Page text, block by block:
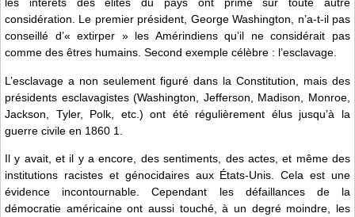
les intérêts des élites du pays ont primé sur toute autre
considération. Le premier président, George Washington, n’a-t-il pas
conseillé d’« extirper » les Amérindiens qu’il ne considérait pas
comme des êtres humains. Second exemple célèbre : l’esclavage.
L’esclavage a non seulement figuré dans la Constitution, mais des
présidents esclavagistes (Washington, Jefferson, Madison, Monroe,
Jackson, Tyler, Polk, etc.) ont été régulièrement élus jusqu’à la
guerre civile en 1860 1.
Il y avait, et il y a encore, des sentiments, des actes, et même des
institutions racistes et génocidaires aux États-Unis. Cela est une
évidence incontournable. Cependant les défaillances de la
démocratie américaine ont aussi touché, à un degré moindre, les